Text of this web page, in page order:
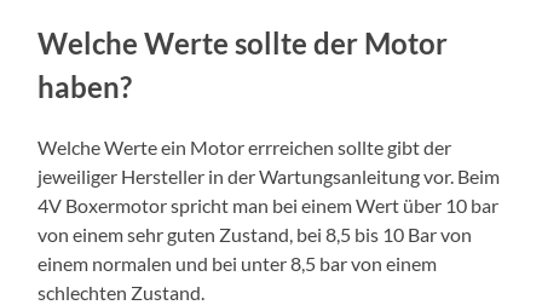
Welche Werte sollte der Motor
haben?
Welche Werte ein Motor errreichen sollte gibt der
jeweiliger Hersteller in der Wartungsanleitung vor. Beim
4V Boxermotor spricht man bei einem Wert über 10 bar
von einem sehr guten Zustand, bei 8,5 bis 10 Bar von
einem normalen und bei unter 8,5 bar von einem
schlechten Zustand.